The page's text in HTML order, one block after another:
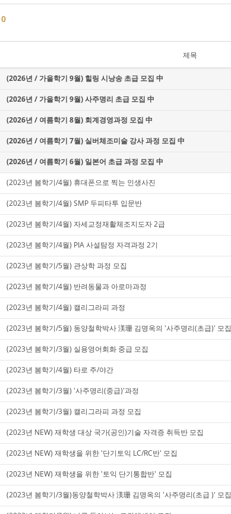
0
제목
(2026년 / 가을학기 9월) 힐링 시낭송 초급 모집 中
(2026년 / 가을학기 9월) 사주명리 초급 모집 中
(2026년 / 여름학기 8월) 회계경영과정 모집 中
(2026년 / 여름학기 7월) 실버체조미술 강사 과정 모집 中
(2026년 / 여름학기 6월) 일본어 초급 과정 모집 中
(2023년 봄학기/4월) 휴대폰으로 찍는 인생사진
(2023년 봄학기/4월) SMP 두피타투 입문반
(2023년 봄학기/4월) 자세교정재활체조지도자 2급
(2023년 봄학기/4월) PIA 사설탐정 자격과정 2기
(2023년 봄학기/5월) 관상학 과정 모집
(2023년 봄학기/4월) 반려동물과 아로마과정
(2023년 봄학기/4월) 캘리그라피 과정
(2023년 봄학기/5월) 동양철학박사 渼珊 김명옥의 '사주명리(초급)' 모집
(2023년 봄학기/3월) 실용영어회화 중급 모집
(2023년 봄학기/4월) 타로 주/야간
(2023년 봄학기/3월) '사주명리(중급)'과정
(2023년 봄학기/3월) 캘리그라피 과정 모집
(2023년 NEW) 재학생 대상 국가(공인)기술 자격증 취득반 모집
(2023년 NEW) 재학생을 위한 '단기토익 LC/RC반' 모집
(2023년 NEW) 재학생을 위한 '토익 단기통합반' 모집
(2023년 봄학기/3월)동양철학박사 渼珊 김명옥의 '사주명리(초급 )' 모집